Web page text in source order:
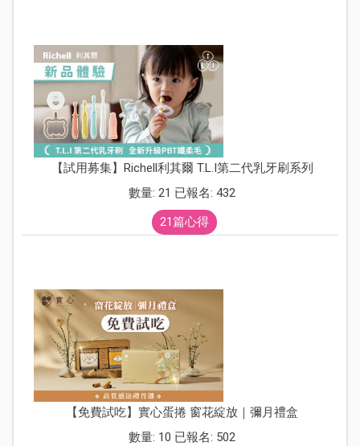
【試用募集】Richell利其爾 T.L.I第二代乳牙刷系列
數量: 21 已報名: 432
21篇心得
【免費試吃】實心蛋捲 窗花綻放｜彌月禮盒
數量: 10 已報名: 502